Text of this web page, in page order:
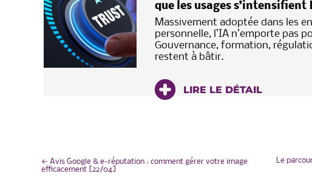
que les usages
Massivement adoptée dans les
personnelle, l’IA n’emporte pas
Gouvernance, formation,
restent à bâtir.
LIRE LE DÉTAIL
NAVIGATION
← Avis Google & e-réputation : comment gérer votre image
efficacement [22/04]
Le